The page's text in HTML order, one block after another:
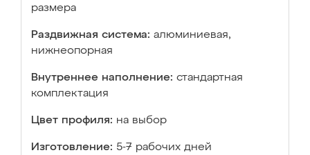
размера
Раздвижная система: алюминиевая,
нижнеопорная
Внутреннее наполнение: стандартная
комплектация
Цвет профиля: на выбор
Изготовление: 5-7 рабочих дней